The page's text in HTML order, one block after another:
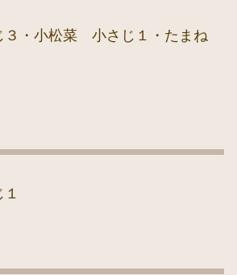
・小松菜 小さじ１・たまね